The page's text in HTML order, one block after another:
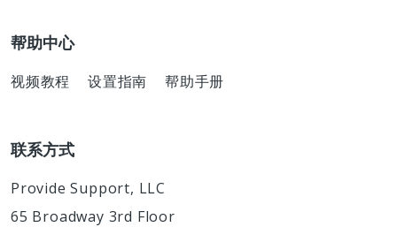
帮助中心
视频教程 设置指南 帮助手册
联系方式
Provide Support, LLC
65 Broadway 3rd Floor